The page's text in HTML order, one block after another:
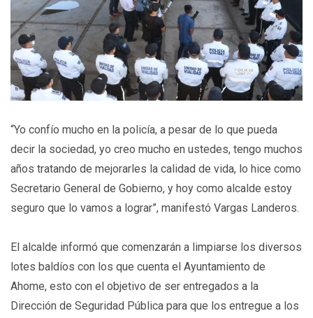
“Yo confío mucho en la policía, a pesar de lo que pueda
decir la sociedad, yo creo mucho en ustedes, tengo muchos
años tratando de mejorarles la calidad de vida, lo hice como
Secretario General de Gobierno, y hoy como alcalde estoy
seguro que lo vamos a lograr”, manifestó Vargas Landeros.
El alcalde informó que comenzarán a limpiarse los diversos
lotes baldíos con los que cuenta el Ayuntamiento de
Ahome, esto con el objetivo de ser entregados a la
Dirección de Seguridad Pública para que los entregue a los